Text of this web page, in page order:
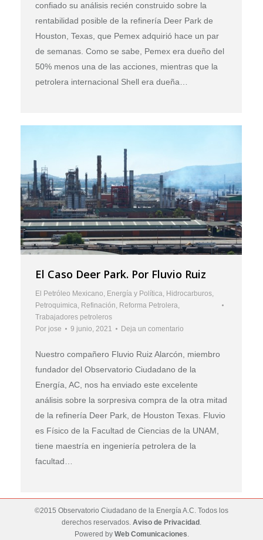
confiado su análisis recién construido sobre la
rentabilidad posible de la refinería Deer Park de
Houston, Texas, que Pemex adquirió hace un par
de semanas. Como se sabe, Pemex era dueño del
50% menos una de las acciones, mientras que la
petrolera internacional Shell era dueña…
El Caso Deer Park. Por Fluvio Ruiz
El Petróleo Mexicano Energía y Política Hidrocarburos
Petroquimica Refinación Reforma Petrolera
Trabajadores petroleros
Por jose 9 junio, 2021 Deja un comentario
Nuestro compañero Fluvio Ruiz Alarcón, miembro
fundador del Observatorio Ciudadano de la
Energía, AC, nos ha enviado este excelente
análisis sobre la sorpresiva compra de la otra mitad
de la refinería Deer Park, de Houston Texas. Fluvio
es Físico de la Facultad de Ciencias de la UNAM,
tiene maestría en ingeniería petrolera de la
facultad…
©2015 Observatorio Ciudadano de la Energía A.C. Todos los
derechos reservados. Aviso de Privacidad.
Powered by Web Comunicaciones.